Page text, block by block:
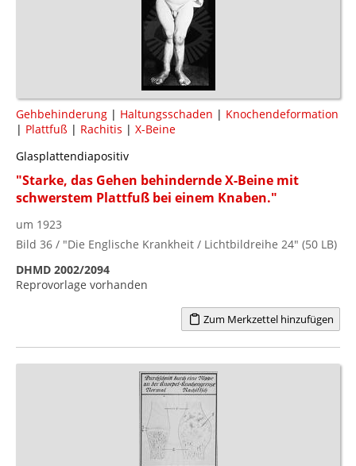
Gehbehinderung | Haltungsschaden | Knochendeformation
| Plattfuß | Rachitis | X-Beine
Glasplattendiapositiv
"Starke, das Gehen behindernde X-Beine mit
schwerstem Plattfuß bei einem Knaben."
um 1923
Bild 36 / "Die Englische Krankheit / Lichtbildreihe 24" (50 LB)
DHMD 2002/2094
Reprovorlage vorhanden
Zum Merkzettel hinzufügen